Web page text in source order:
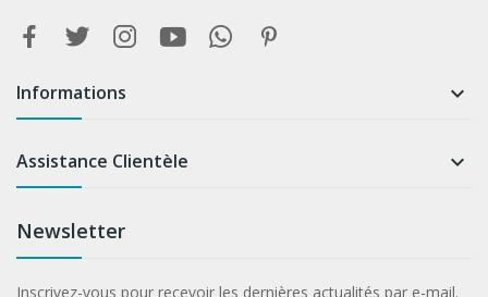
Informations 
Assistance Clientèle 
Newsletter
Inscrivez-vous pour recevoir les dernières actualités par e-mail.